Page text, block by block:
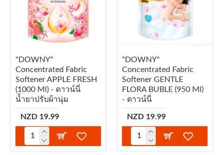
"DOWNY"
Concentrated Fabric
Softener APPLE FRESH
(1000 Ml) - ดาวน์นี่
น้ำยาปรับผ้านุ่ม
NZD 19.99
"DOWNY"
Concentrated Fabric
Softener GENTLE
FLORA BUBLE (950 Ml)
- ดาวน์นี่
NZD 19.99